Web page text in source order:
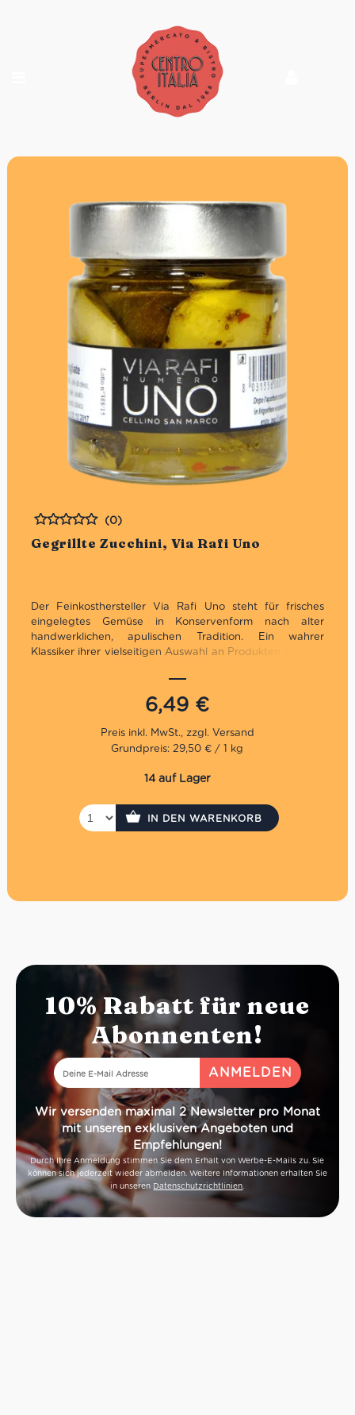
Gegrillte Zucchini, Via Rafi Uno
Bewertet
(0)
Der
Feinkosthersteller Via Rafi Uno steht für frisches
eingelegtes
Gemüse in Konservenform nach alter
handwerklichen, apulischen Tradition. Ein wahrer
Klassiker ihrer vielseitigen Auswahl an Produkten sind die
in einer pikanten Zwiebel – Peperoni Marinade
konserviert. Dabei entsteht ihr unverwechselbarer
frischer und kräftiger Geschmack. Hinzu kommen noch
einfache Zutaten wie Natives Olivenöl Extra, Zwiebeln,
Salz, Essig, Chili und Zitronensäure, die den besonderen
Geschmack vervollständigen.
Als Beilage zu Hauptgerichten
Ideal als Vorspeise
6,49 €
Grundpreis: 29,50 € / 1 kg
14 auf Lager
IN DEN WARENKORB
10% Rabatt für neue
Abonnenten!
Wir versenden maximal 2 Newsletter pro Monat
mit unseren exklusiven Angeboten und
Empfehlungen!
Durch Ihre Anmeldung stimmen Sie dem Erhalt von Werbe-E-Mails zu. Sie
können sich jederzeit wieder abmelden. Weitere Informationen erhalten Sie
in unseren Datenschutzrichtlinien